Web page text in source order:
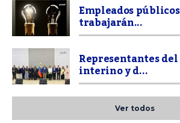
Empleados
trabajarán...
Representantes
interino y d...
Ver todos